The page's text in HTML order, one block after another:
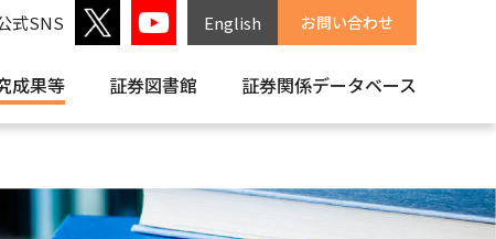
式SNS English お問い合わせ
成果等 証券図書館 証券関係データベース